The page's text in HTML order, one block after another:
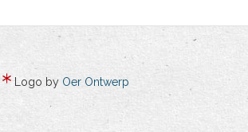
Logo by Oer Ontwerp